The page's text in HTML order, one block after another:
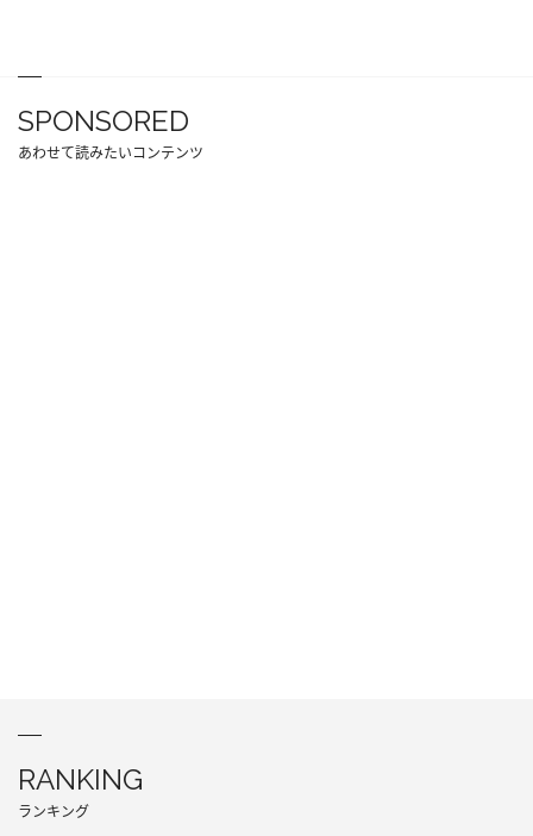
SPONSORED
あわせて読みたいコンテンツ
RANKING
ランキング